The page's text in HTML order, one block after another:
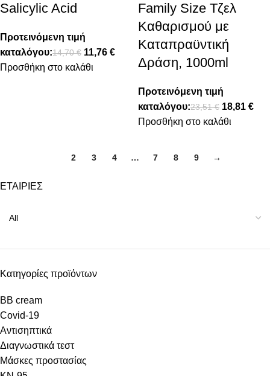
ΕΤΑΙΡΙΕΣ
Κατηγορίες προϊόντων
BB cream
Covid-19
Αντισηπτικά
Διαγνωστικά τεστ
Μάσκες προστασίας
Salicylic Acid
Προτεινόμενη τιμή
καταλόγου:14,70€ 11,76 €
Προσθήκη στο καλάθι
Family Size Τζελ
Καθαρισμού με
Καταπραϋντική
Δράση, 1000ml
Προτεινόμενη τιμή
καταλόγου:23,51€ 18,81 €
Προσθήκη στο καλάθι
2 3 4 … 7 8 9 →